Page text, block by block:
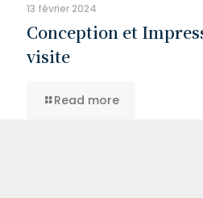
13 février 2024
Conception et
visite
Read more